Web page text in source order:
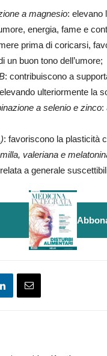
a magnesio: elevano
energia, fame e
prima di coricarsi,
un buon tono dell’umore;
: contribuiscono a
ulteriormente la
a selenio e zinco:
: favoriscono la plasticità
valeriana e
a generale